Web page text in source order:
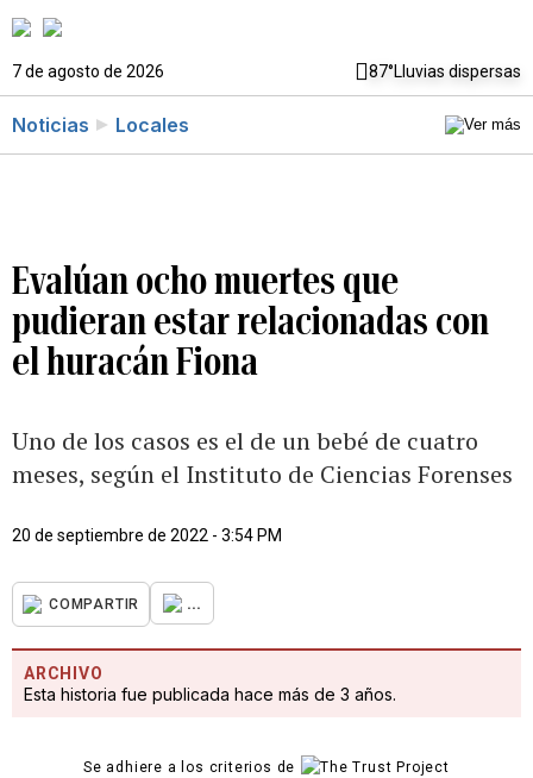
7 de agosto de 2026 87°Lluvias dispersas
Noticias Locales
Evalúan ocho muertes que
pudieran estar relacionadas con
el huracán Fiona
Uno de los casos es el de un bebé de cuatro
meses, según el Instituto de Ciencias Forenses
20 de septiembre de 2022 - 3:54 PM
COMPARTIR ...
ARCHIVO
Esta historia fue publicada hace más de 3 años.
Se adhiere a los criterios de